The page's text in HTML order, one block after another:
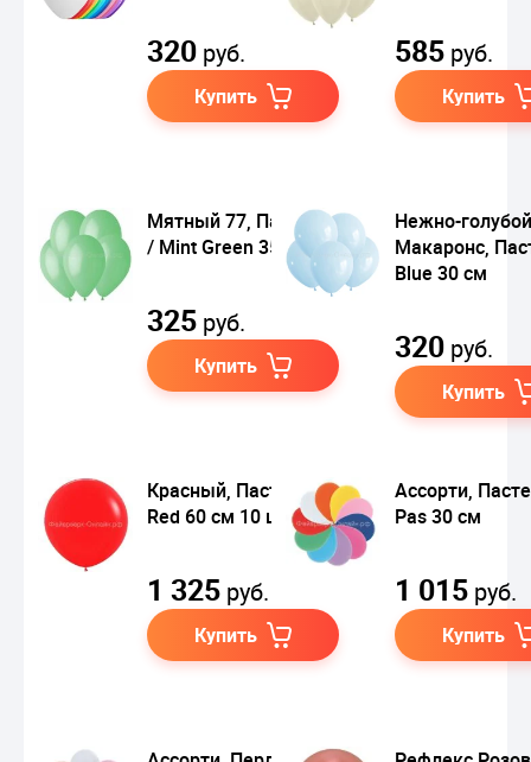
320 руб.
Купить
585 руб.
Купить
Мятный 77, Пастель
/ Mint Green 35 см
325 руб.
Купить
Нежно-голубой
Макаронс,
Blue 30 см
320 руб.
Купить
Красный, Пастель /
Red 60 см 10 шт
1 325 руб.
Купить
Ассорти,
Pas 30 см
1 015 руб.
Купить